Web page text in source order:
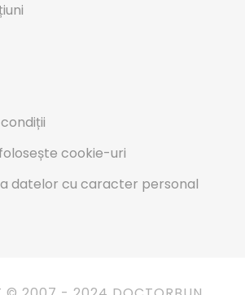
cookie-uri
datelor cu caracter personal